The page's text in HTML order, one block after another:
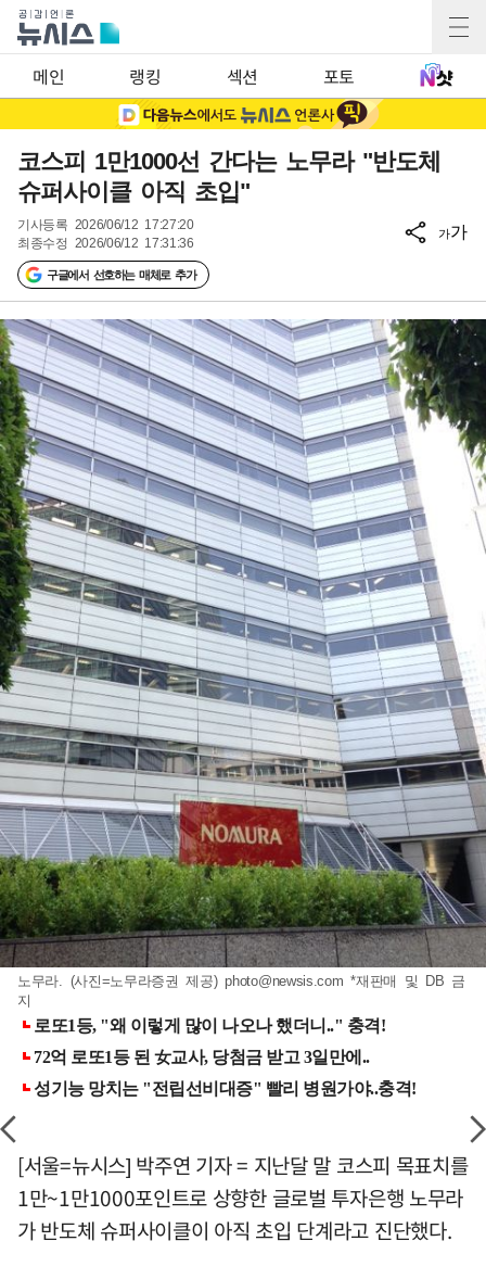
메인 랭킹 섹션 포토
코스피 1만1000선 간다는 노무라 "반도체
슈퍼사이클 아직 초입"
기사등록 2026/06/12 17:27:20
최종수정 2026/06/12 17:31:36
구글에서 선호하는 매체로 추가
가가
노무라. (사진=노무라증권 제공)photo@newsis.com *재판매 및 DB 금
지
[서울=뉴시스] 박주연 기자 = 지난달 말 코스피 목표치를
1만~1만1000포인트로 상향한 글로벌 투자은행 노무라
가 반도체 슈퍼사이클이 아직 초입 단계라고 진단했다.